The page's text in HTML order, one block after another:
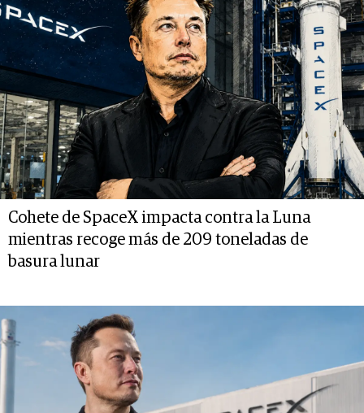
Cohete de SpaceX impacta contra la Luna
mientras recoge más de 209 toneladas de
basura lunar